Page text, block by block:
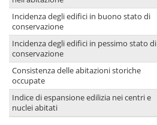
Incidenza degli edifici in buono stato di
conservazione
Incidenza degli edifici in pessimo stato di
conservazione
Consistenza delle abitazioni storiche
occupate
Indice di espansione edilizia nei centri e
nuclei abitati